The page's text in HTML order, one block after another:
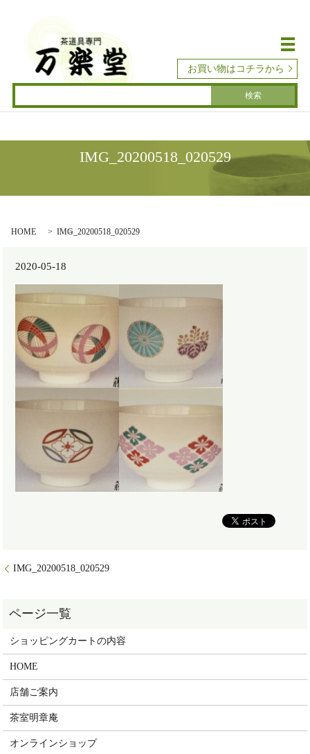
メ
お買い物はコチラから
IMG_20200518_020529
HOME IMG_20200518_020529
2020-05-18
IMG_20200518_020529
ショッピングカートの内容
HOME
店舗ご案内
茶室明章庵
オンラインショップ